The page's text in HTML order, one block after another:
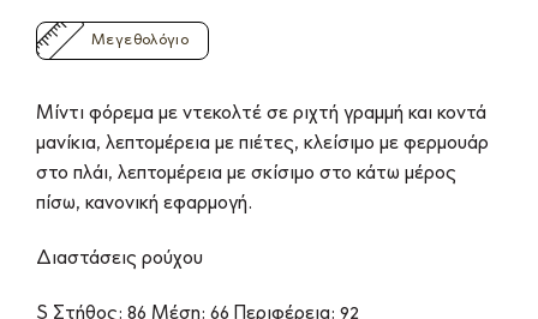
Μεγεθολόγιο
Μίντι φόρεμα με ντεκολτέ σε ριχτή γραμμή και κοντά
μανίκια, λεπτομέρεια με πιέτες, κλείσιμο με φερμουάρ
στο πλάι, λεπτομέρεια με σκίσιμο στο κάτω μέρος
πίσω, κανονική εφαρμογή.
Διαστάσεις ρούχου
S Στήθος: 86 Μέση: 66 Περιφέρεια: 92